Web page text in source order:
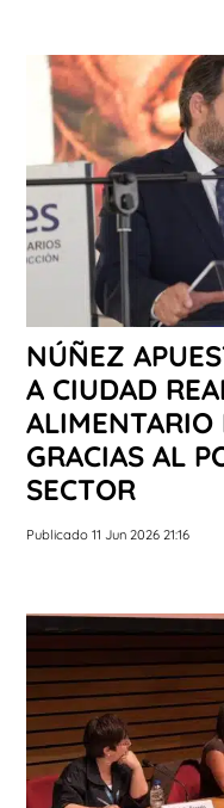
NÚÑEZ
A CIUDAD
ALIMENTARIO
GRACIAS AL
SECTOR
Publicado 11 Jun 2026 21:16